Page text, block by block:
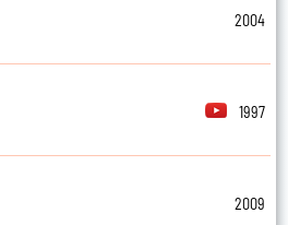
2004
1997
2009